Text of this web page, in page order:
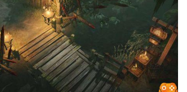
FINAL
LA ZONA BILIAR EN DIABLO IMMORTAL